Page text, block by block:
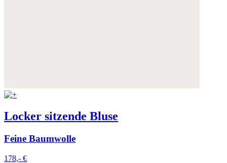
Locker sitzende Bluse
Feine Baumwolle
178,- €